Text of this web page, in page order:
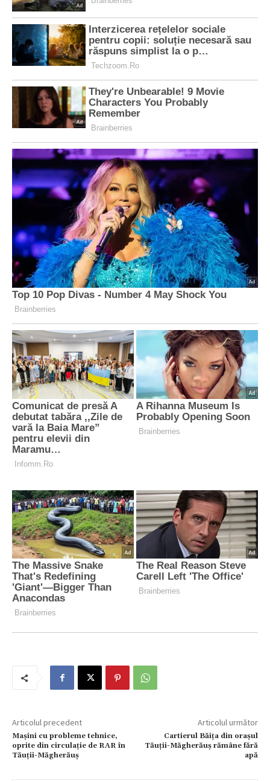
Articolul precedent
Mașini cu probleme tehnice,
oprite din circulație de RAR în
Tăuții-Măgherăuș
Articolul următor
Cartierul Băița din orașul
Tăuții-Măgherăuș rămâne fără
apă